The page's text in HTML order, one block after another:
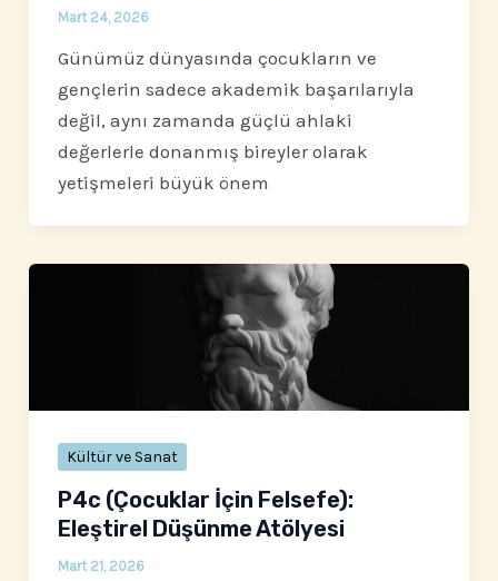
Mart 24, 2026
Günümüz dünyasında çocukların ve
gençlerin sadece akademik başarılarıyla
değil, aynı zamanda güçlü ahlaki
değerlerle donanmış bireyler olarak
yetişmeleri büyük önem
Kültür ve Sanat
P4c (Çocuklar İçin Felsefe):
Eleştirel Düşünme Atölyesi
Mart 21, 2026